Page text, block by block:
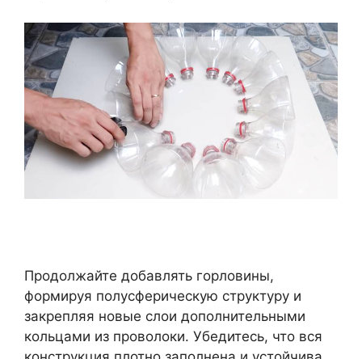
Продолжайте добавлять горловины,
формируя полусферическую структуру и
закрепляя новые слои дополнительными
кольцами из проволоки. Убедитесь, что вся